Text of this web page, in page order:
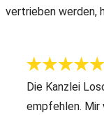
vertrieben werden,
Die Kanzlei
empfehlen. Mir